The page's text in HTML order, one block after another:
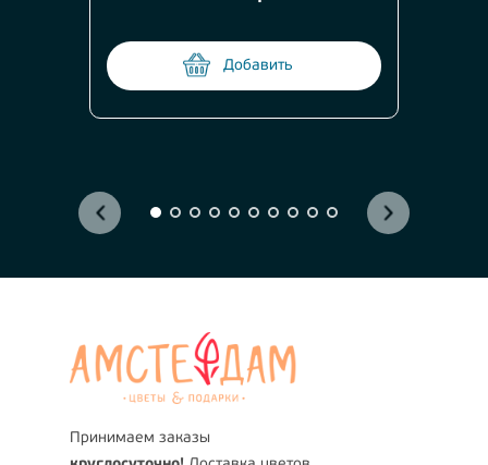
Добавить
Принимаем заказы